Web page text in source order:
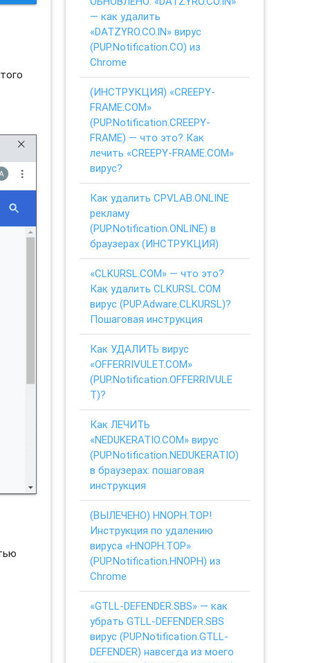
— как удалить
«DATZYRO.CO.IN» вирус
(PUP.Notification.CO) из
Chrome
(ИНСТРУКЦИЯ) «CREEPY-
FRAME.COM»
(PUP.Notification.CREEPY-
FRAME) — что это? Как
лечить «CREEPY-FRAME.COM»
вирус?
Как удалить CPVLAB.ONLINE
рекламу
(PUP.Notification.ONLINE) в
браузерах (ИНСТРУКЦИЯ)
«CLKURSL.COM» — что это?
Как удалить CLKURSL.COM
вирус (PUP.Adware.CLKURSL)?
Пошаговая инструкция
Как УДАЛИТЬ вирус
«OFFERRIVULET.COM»
(PUP.Notification.OFFERRIVULE
T)?
Как ЛЕЧИТЬ
«NEDUKERATIO.COM» вирус
(PUP.Notification.NEDUKERATIO)
в браузерах: пошаговая
инструкция
(ВЫЛЕЧЕНО) HNOPH.TOP!
Инструкция по удалению
вируса «HNOPH.TOP»
(PUP.Notification.HNOPH) из
Chrome
«GTLL-DEFENDER.SBS» — как
убрать GTLL-DEFENDER.SBS
вирус (PUP.Notification.GTLL-
DEFENDER) навсегда из моего